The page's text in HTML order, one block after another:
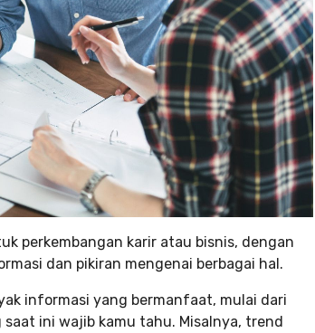
perkembangan karir atau bisnis, dengan
dan pikiran mengenai berbagai hal.
informasi yang bermanfaat, mulai dari
ini wajib kamu tahu. Misalnya, trend